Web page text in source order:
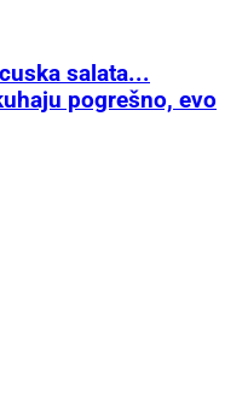
salata...
pogrešno, evo